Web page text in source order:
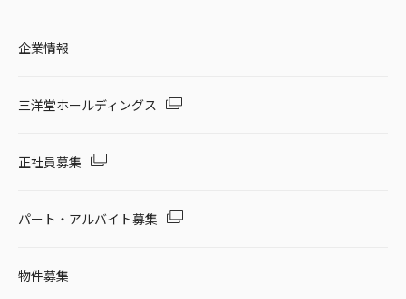
企業情報
三洋堂ホールディングス
正社員募集
パート・アルバイト募集
物件募集